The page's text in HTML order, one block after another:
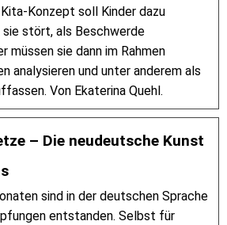
Konzept soll Kinder dazu
sie stört, als Beschwerde
müssen sie dann im Rahmen
analysieren und unter anderem als
Von Ekaterina Quehl.
– Die neudeutsche Kunst
sind in der deutschen Sprache
entstanden. Selbst für